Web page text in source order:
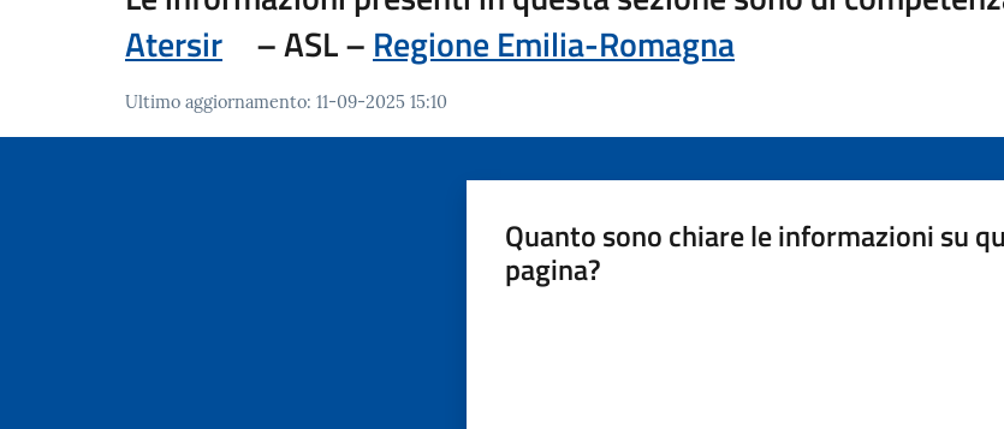
Atersir
– ASL – Regione Emilia-Romagna
Ultimo aggiornamento: 11-09-2025 15:10
Quanto sono chiare le informazioni su
pagina?